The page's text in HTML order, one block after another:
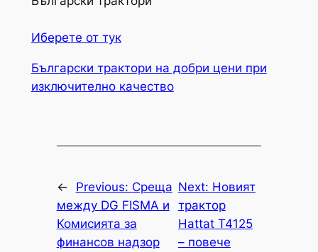
Иберете от тук
Български трактори на добри цени при
изключително качество
← Previous: Среща
между DG FISMA и
Комисията за
финансов надзор
Next: Новият
трактор
Hattat T4125
– повече